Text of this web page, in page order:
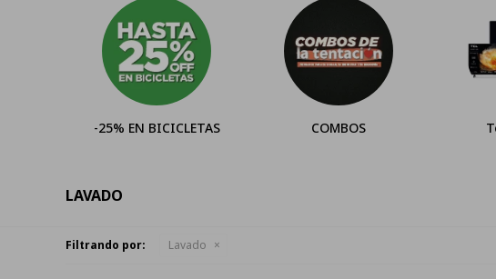
COMBOS Televisores
LAVADO
Filtrando por: Lavado